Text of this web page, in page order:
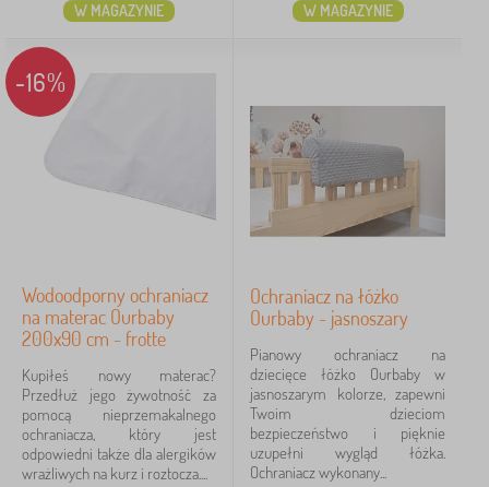
W MAGAZYNIE W MAGAZYNIE
-16%
Wodoodporny ochraniacz
na materac Ourbaby
200x90 cm - frotte
Kupiłeś nowy materac?
Przedłuż jego żywotność za
pomocą nieprzemakalnego
ochraniacza, który jest
odpowiedni także dla alergików
wrażliwych na kurz i roztocza....
Ochraniacz na łóżko
Ourbaby - jasnoszary
Pianowy ochraniacz na
dziecięce łóżko Ourbaby w
jasnoszarym kolorze, zapewni
Twoim dzieciom
bezpieczeństwo i pięknie
uzupełni wygląd łóżka.
Ochraniacz wykonany...